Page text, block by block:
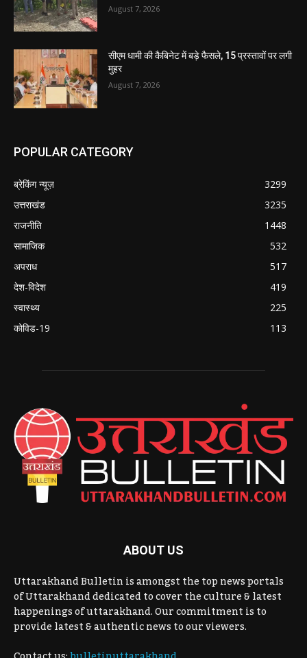
August 7, 2026
सीएम धामी की कैबिनेट में बड़े फैसले, 15 प्रस्तावों पर लगी
मुहर
August 7, 2026
POPULAR CATEGORY
ब्रेकिंग न्यूज़
3299
उत्तराखंड
3235
राजनीति
1448
सामाजिक
532
अपराध
517
देश-विदेश
419
स्वास्थ्य
225
कोविड-19
113
ABOUT US
Uttarakhand Bulletin is amongst the top news portals
of Uttarakhand dedicated to cover the culture & latest
happenings of uttarakhand. Our commitment is to
provide latest & authentic news to our viewers.